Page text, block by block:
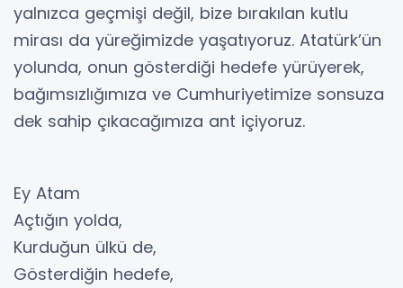
yalnızca geçmişi değil, bize bırakılan kutlu
mirası da yüreğimizde yaşatıyoruz. Atatürk’ün
yolunda, onun gösterdiği hedefe yürüyerek,
bağımsızlığımıza ve Cumhuriyetimize sonsuza
dek sahip çıkacağımıza ant içiyoruz.
Ey Atam
Açtığın yolda,
Kurduğun ülkü de,
Gösterdiğin hedefe,